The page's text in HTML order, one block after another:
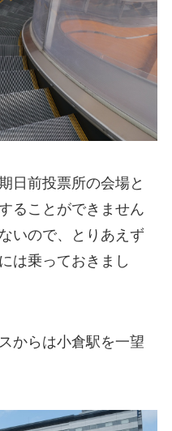
日前投票所の会場と
ることができません
いので、とりあえず
は乗っておきまし
からは小倉駅を一望